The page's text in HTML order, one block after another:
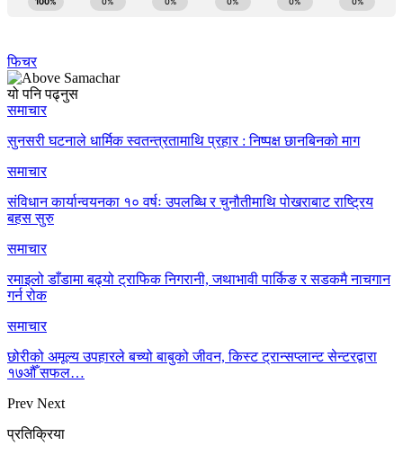
फिचर
यो पनि पढ्नुस
समाचार
सुनसरी घटनाले धार्मिक स्वतन्त्रतामाथि प्रहार : निष्पक्ष छानबिनको माग
समाचार
संविधान कार्यान्वयनका १० वर्षः उपलब्धि र चुनौतीमाथि पोखराबाट राष्ट्रिय
बहस सुरु
समाचार
रमाइलो डाँडामा बढ्यो ट्राफिक निगरानी, जथाभावी पार्किङ र सडकमै नाचगान
गर्न रोक
समाचार
छोरीको अमूल्य उपहारले बच्यो बाबुको जीवन, किस्ट ट्रान्सप्लान्ट सेन्टरद्वारा
१७औँ सफल…
Prev Next
प्रतिक्रिया